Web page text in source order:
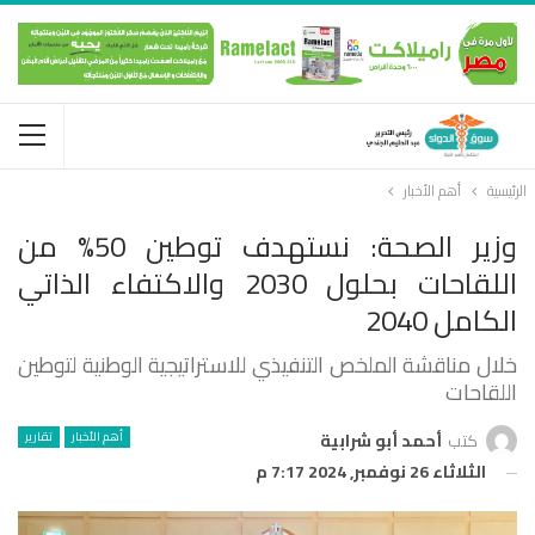
الرئيسية أهم الأخبار
وزير الصحة: نستهدف توطين 50% من
اللقاحات بحلول 2030 والاكتفاء الذاتي
الكامل 2040
خلال مناقشة الملخص التنفيذي للاستراتيجية الوطنية لتوطين
اللقاحات
أهم الأخبار تقارير كتب أحمد أبو شرابية
الثلاثاء 26 نوفمبر, 2024 7:17 م